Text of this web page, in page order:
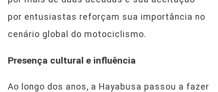
por entusiastas reforçam sua importância no
cenário global do motociclismo.
Presença cultural e influência
Ao longo dos anos, a Hayabusa passou a fazer